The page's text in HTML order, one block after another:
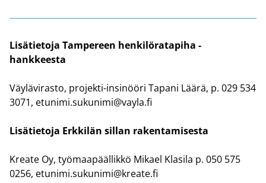
Li­sä­tie­to­ja Tam­pe­reen hen­ki­lö­ra­ta­pi­ha -​
hankkeesta
Väy­lä­vi­ras­to, projekti-​insinööri Ta­pa­ni Läärä, p. 029 534
3071, etu­ni­mi.su­ku­ni­mi@vayla.fi
Li­sä­tie­to­ja Erk­ki­län sil­lan ra­ken­ta­mi­ses­ta
Krea­te Oy, työ­maa­pääl­lik­kö Mi­kael Kla­si­la p. 050 575
0256, etu­ni­mi.su­ku­ni­mi@krea­te.fi